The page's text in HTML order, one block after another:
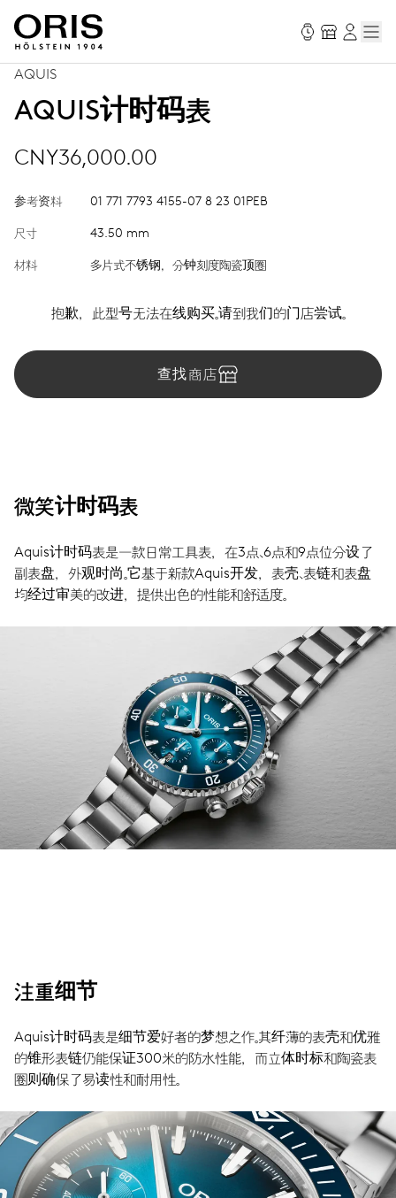
AQUIS
AQUIS计时码表
CNY36,000.00
参考资料 01 771 7793 4155-07 8 23 01PEB
尺寸 43.50 mm
材料 多片式不锈钢，分钟刻度陶瓷顶圈
抱歉，此型号无法在线购买。请到我们的门店尝试。
查找商店
微笑计时码表
Aquis计时码表是一款日常工具表，在3点、6点和9点位分设了
副表盘，外观时尚。它基于新款Aquis开发，表壳、表链和表盘
均经过审美的改进，提供出色的性能和舒适度。
注重细节
Aquis计时码表是细节爱好者的梦想之作。其纤薄的表壳和优雅
的锥形表链仍能保证300米的防水性能，而立体时标和陶瓷表
圈则确保了易读性和耐用性。